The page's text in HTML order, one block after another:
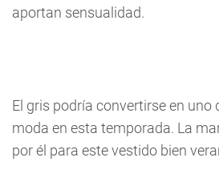
aportan sensualidad.
El gris podría convertirse en uno
moda en esta temporada. La
por él para este vestido bien